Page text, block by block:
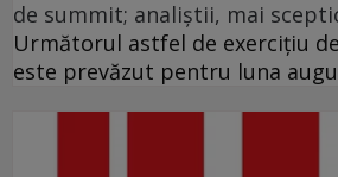
de summit; analiştii, mai
Următorul astfel de exerciţiu
este prevăzut pentru luna